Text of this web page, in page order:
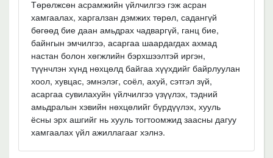
Төрөлжсөн асрамжийн үйлчилгээ гэж асран
хамгаалах, харгалзан дэмжих төрөл, садангүй
бөгөөд бие даан амьдрах чадваргүй, ганц бие,
байнгын эмчилгээ, асаргаа шаардагдах ахмад
настан болон хөгжлийн бэрхшээлтэй иргэн,
түүнчлэн хүнд нөхцөлд байгаа хүүхдийг байрлуулан
хоол, хувцас, эмнэлэг, соёл, ахуй, сэтгэл зүй,
асаргаа сувилахуйн үйлчилгээ үзүүлэх, тэдний
амьдралын хэвийн нөхцөлийг бүрдүүлэх, хууль
ёсны эрх ашгийг нь хууль тогтоомжид заасны дагуу
хамгаалах үйл ажиллагааг хэлнэ.